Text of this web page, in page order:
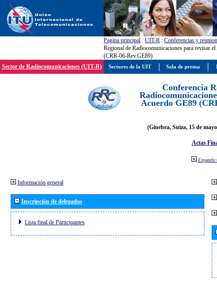
Pagína principal : UIT-R : Conferencias y
Regional de Radiocomunicaciones para revisar
(CRR-06-Rev.GE89)
Sector de Radiocomunicaciones (UIT-R)
Conferencia
Acuerdo GE89
(Ginebra, Suiza, 15 de
Actas
Expandir
Información general
Inscripción de delegados
Lista final de Participantes
Sectores de la UIT Sala de prensa